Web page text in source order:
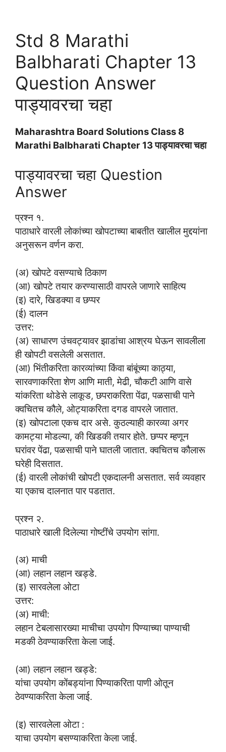
Std 8 Marathi
Balbharati Chapter 13
Question Answer
पाड्यावरचा चहा
Maharashtra Board Solutions Class 8
Marathi Balbharati Chapter 13 पाड्यावरचा चहा
पाड्यावरचा चहा Question
Answer
प्रश्न १.
पाठाधारे वारली लोकांच्या खोपटाच्या बाबतीत खालील मुद्दयांना
अनुसरून वर्णन करा.
(अ) खोपटे वसण्याचे ठिकाण
(आ) खोपटे तयार करण्यासाठी वापरले जाणारे साहित्य
(इ) दारे, खिडक्या व छप्पर
(ई) दालन
उत्तर:
(अ) साधारण उंचवट्यावर झाडांचा आश्रय घेऊन सावलीला
ही खोपटी वसलेली असतात.
(आ) भिंतीकरिता कारव्यांच्या किंवा बांबूंच्या काठ्या,
सारवणाकरिता शेण आणि माती, मेढी, चौकटी आणि वासे
यांकरिता थोडेसे लाकूड, छपराकरिता पेंढा, पळसाची पाने
क्वचितच कौले, ओट्याकरिता दगड वापरले जातात.
(इ) खोपटाला एकच दार असे. कुठल्याही कारव्या अगर
कामट्या मोडल्या, की खिडकी तयार होते. छप्पर म्हणून
घरांवर पेंढा, पळसाची पाने घातली जातात. क्वचितच कौलारू
घरेही दिसतात.
(ई) वारली लोकांची खोपटी एकदालनी असतात. सर्व व्यवहार
या एकाच दालनात पार पडतात.
प्रश्न २.
पाठाधारे खाली दिलेल्या गोष्टींचे उपयोग सांगा.
(अ) माची
(आ) लहान लहान खड्डे.
(इ) सारवलेला ओटा
उत्तर:
(अ) माची:
लहान टेबलासारख्या माचीचा उपयोग पिण्याच्या पाण्याची
मडकी ठेवण्याकरिता केला जाई.
(आ) लहान लहान खड्डे:
यांचा उपयोग कोंबड्यांना पिण्याकरिता पाणी ओतून
ठेवण्याकरिता केला जाई.
(इ) सारवलेला ओटा :
याचा उपयोग बसण्याकरिता केला जाई.